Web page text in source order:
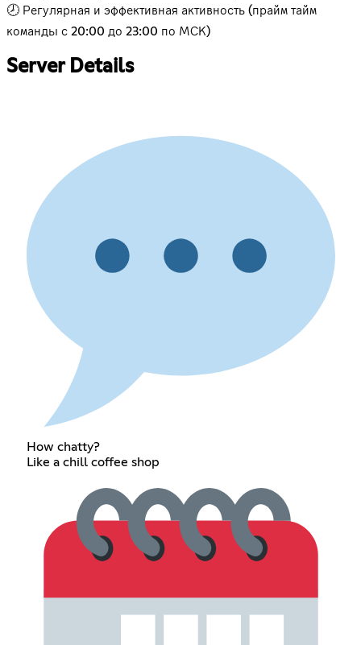
🕗 Регулярная и эффективная активность (прайм тайм
команды с 20:00 до 23:00 по МСК)
Server Details
How chatty?
Like a chill coffee shop